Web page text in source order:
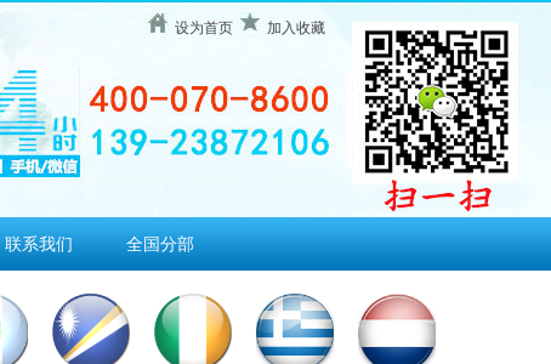
设为首页 加入收藏
联系我们 全国分部